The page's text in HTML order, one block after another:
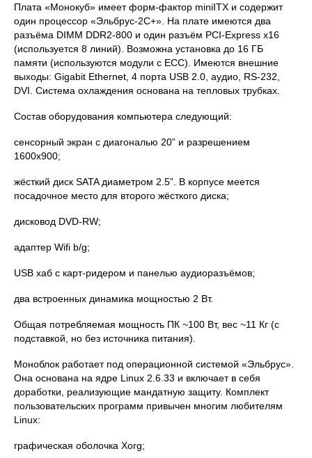
Плата «Монокуб» имеет форм-фактор miniITX и содержит
один процессор «Эльбрус-2С+». На плате имеются два
разъёма DIMM DDR2-800 и один разъём PCI-Express x16
(используется 8 линий). Возможна установка до 16 ГБ
памяти (используются модули с ECC). Имеются внешние
выходы: Gigabit Ethernet, 4 порта USB 2.0, аудио, RS-232,
DVI. Система охлаждения основана на тепловых трубках.
Состав оборудования компьютера следующий:
сенсорный экран с диагональю 20” и разрешением
1600х900;
жёсткий диск SATA диаметром 2.5”. В корпусе меется
посадочное место для второго жёсткого диска;
дисковод DVD-RW;
адаптер Wifi b/g;
USB хаб с карт-ридером и панелью аудиоразъёмов;
два встроенных динамика мощностью 2 Вт.
Общая потребляемая мощность ПК ~100 Вт, вес ~11 Кг (с
подставкой, но без источника питания).
Моноблок работает под операционной системой «Эльбрус».
Она основана на ядре Linux 2.6.33 и включает в себя
доработки, реализующие мандатную защиту. Комплект
пользовательских программ привычен многим любителям
Linux:
графическая оболочка Xorg;